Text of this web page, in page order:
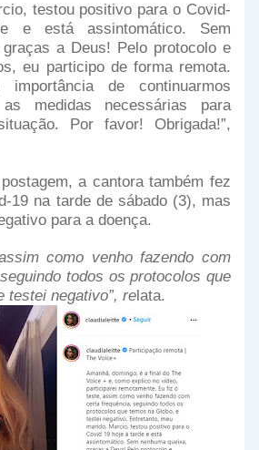
testou positivo para o Covid-
e está assintomático. Sem
graças a Deus! Pelo protocolo e
eu participo de forma remota.
de continuarmos
medidas necessárias para
Por favor! Obrigada!”,
a cantora também fez
19 na tarde de sábado (3), mas
para a doença.
como venho fazendo com
todos os protocolos que
testei negativo”, re lata.